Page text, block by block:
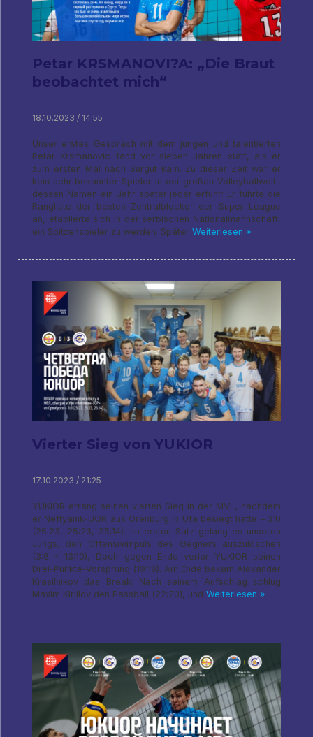
Petar KRSMANOVI?A: „Die Braut
beobachtet mich“
18.10.2023 / 14:55
Unser erstes Gespräch mit dem jungen und talentierten
Petar Krsmanovic fand vor sieben Jahren statt, als er
zum ersten Mal nach Surgut kam. Zu dieser Zeit war er
kein sehr bekannter Spieler in der großen Volleyballwelt.,
dessen Namen ein Jahr später jeder erfuhr: Er führte die
Rangliste der besten Zentralblocker der Super League
an, etablierte sich in der serbischen Nationalmannschaft,
ein Spitzenspieler zu werden. Später Weiterlesen »
Vierter Sieg von YUKIOR
17.10.2023 / 21:25
YUKIOR errang seinen vierten Sieg in der MVL, nachdem
er Neftyanik-UOR aus Orenburg in Ufa besiegt hatte – 3:0
(25:23, 25:23, 25:14). Im ersten Satz gelang es unseren
Jungs, den Offensivimpuls des Gegners auszulöschen
(3:6 - 13:10), Doch gegen Ende verlor YUKIOR seinen
Drei-Punkte-Vorsprung (19:19). Am Ende bekam Alexander
Krasilnikov das Break: Nach seinem Aufschlag schlug
Maxim Kirillov den Passball (22:20), und Weiterlesen »